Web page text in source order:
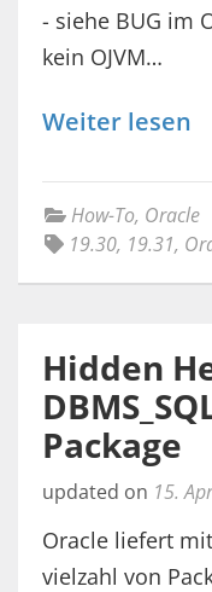
- siehe BUG im
kein OJVM…
Weiter lesen
How-To, Oracle
19.30, 19.31,
Hidden
Package
updated on 15.
Oracle liefert
vielzahl von